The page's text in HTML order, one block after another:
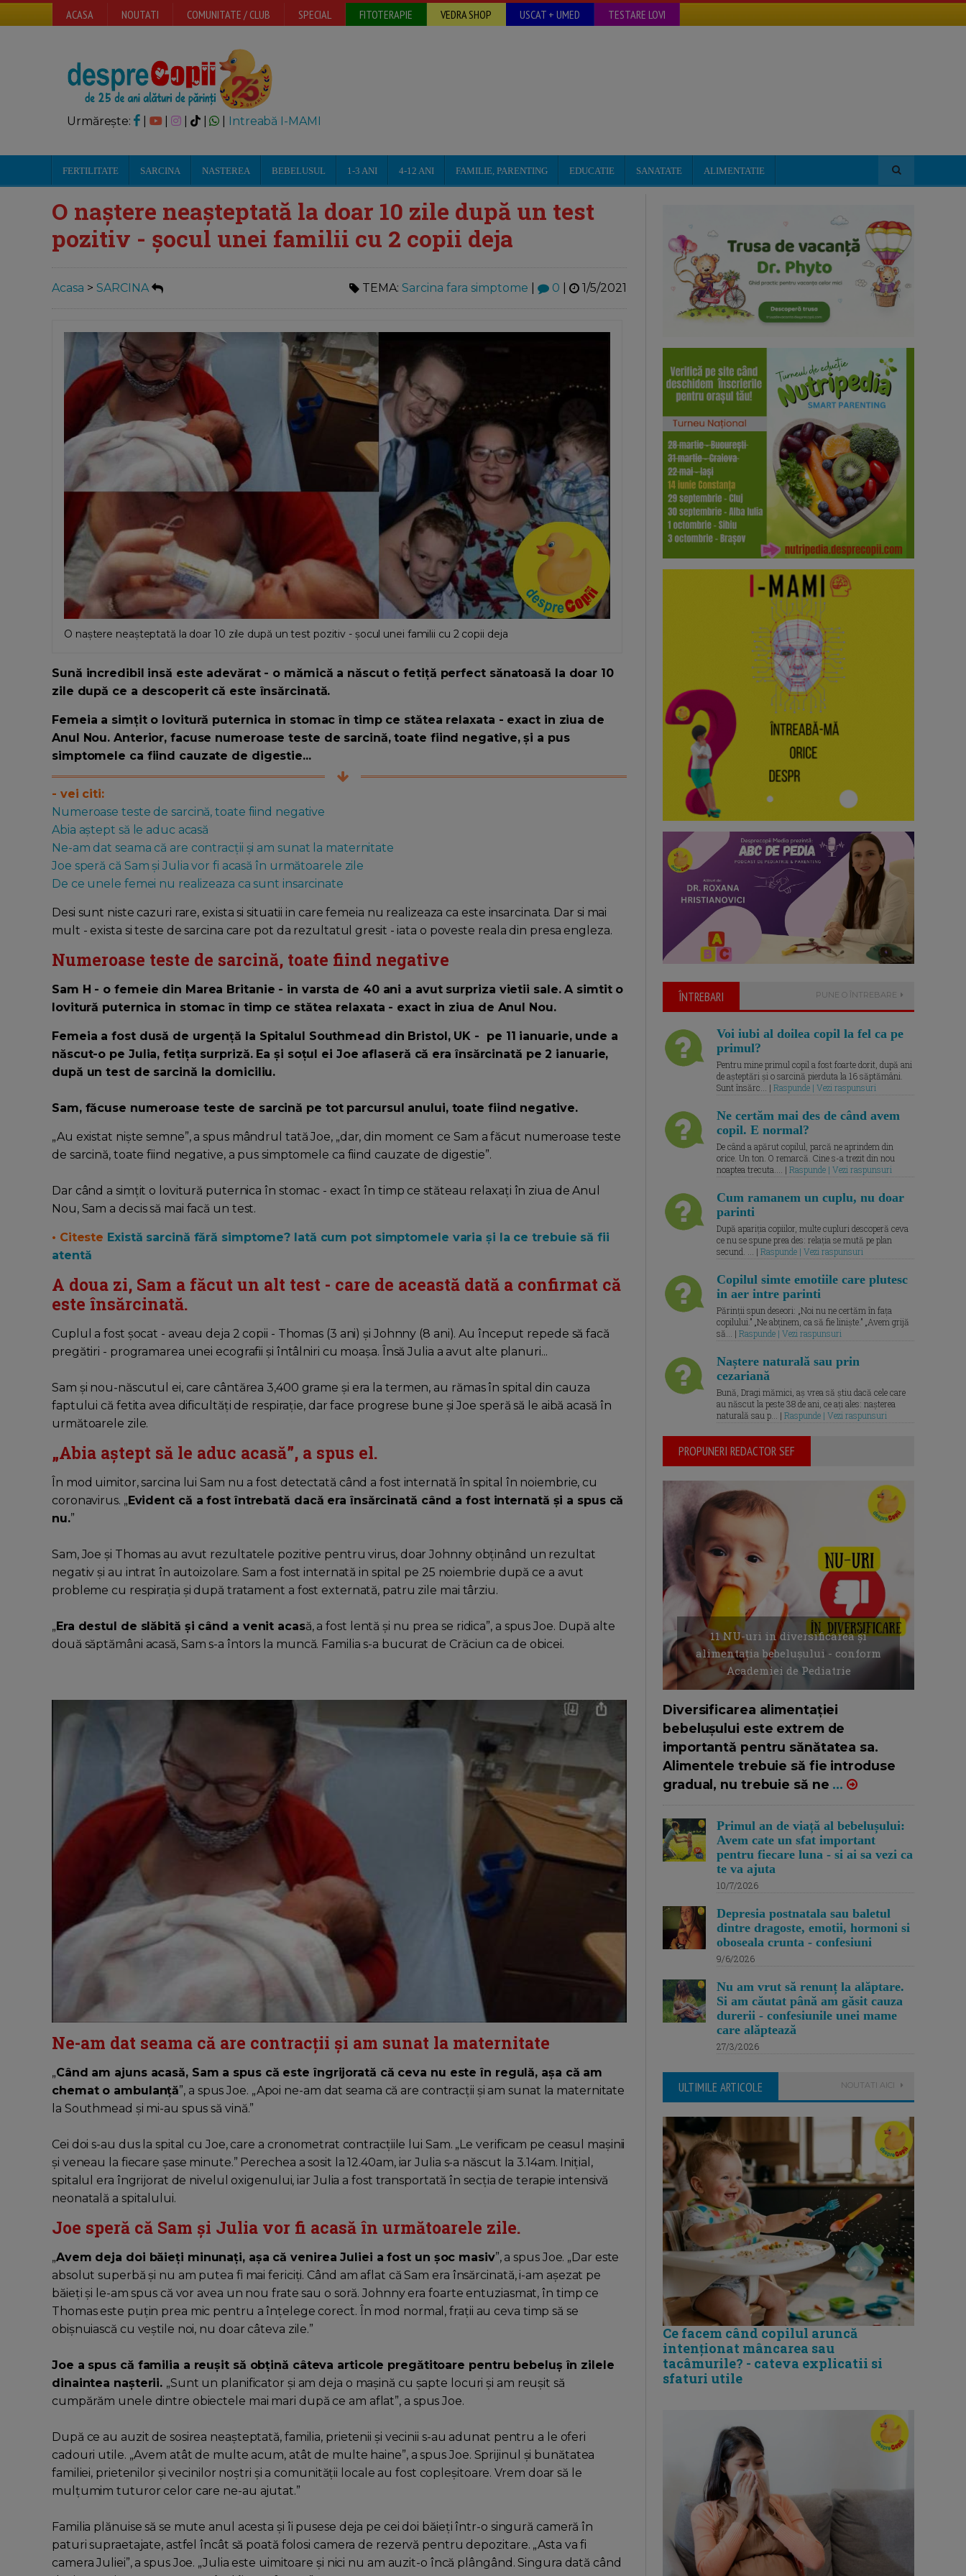
ACASA NOUTATI COMUNITATE / CLUB SPECIAL FITOTERAPIE VEDRA SHOP USCAT + UMED TESTARE LOVI
Urmărește: | | Intreabă I-MAMI
FERTILITATE SARCINA NASTEREA BEBELUSUL 1-3 ANI 4-12 ANI FAMILIE, PARENTING EDUCATIE SANATATE ALIMENTATIE
O naștere neașteptată la doar 10 zile după un test
pozitiv - șocul unei familii cu 2 copii deja
Acasa > SARCINA TEMA: Sarcina fara simptome 0 1/5/2021
O naștere neașteptată la doar 10 zile după un test pozitiv - șocul unei familii cu 2 copii deja
Sună incredibil insă este adevărat - o mămică a născut o fetiță perfect sănatoasă la doar 10
zile după ce a descoperit că este însărcinată.
Femeia a simțit o lovitură puternica in stomac în timp ce stătea relaxata - exact in ziua de
Anul Nou. Anterior, facuse numeroase teste de sarcină, toate fiind negative, și a pus
simptomele ca fiind cauzate de digestie...
- vei citi:
Numeroase teste de sarcină, toate fiind negative
Abia aștept să le aduc acasă
Ne-am dat seama că are contracții și am sunat la maternitate
Joe speră că Sam și Julia vor fi acasă în următoarele zile
De ce unele femei nu realizeaza ca sunt insarcinate
Desi sunt niste cazuri rare, exista si situatii in care femeia nu realizeaza ca este insarcinata. Dar si mai
mult - exista si teste de sarcina care pot da rezultatul gresit - iata o poveste reala din presa engleza.
Numeroase teste de sarcină, toate fiind negative
Sam H - o femeie din Marea Britanie - in varsta de 40 ani a avut surpriza vietii sale. A simtit o
lovitură puternica in stomac în timp ce stătea relaxata - exact in ziua de Anul Nou.
Femeia a fost dusă de urgență la Spitalul Southmead din Bristol, UK - pe 11 ianuarie, unde a
născut-o pe Julia, fetița surpriză. Ea și soțul ei Joe aflaseră că era însărcinată pe 2 ianuarie,
după un test de sarcină la domiciliu.
Sam, făcuse numeroase teste de sarcină pe tot parcursul anului, toate fiind negative.
„Au existat niște semne”, a spus mândrul tată Joe, „dar, din moment ce Sam a făcut numeroase teste
de sarcină, toate fiind negative, a pus simptomele ca fiind cauzate de digestie”.
Dar când a simțit o lovitură puternica în stomac - exact în timp ce stăteau relaxați în ziua de Anul
Nou, Sam a decis să mai facă un test.
• Citeste Există sarcină fără simptome? Iată cum pot simptomele varia și la ce trebuie să fii
atentă
A doua zi, Sam a făcut un alt test - care de această dată a confirmat că
este însărcinată.
Cuplul a fost șocat - aveau deja 2 copii - Thomas (3 ani) și Johnny (8 ani). Au început repede să facă
pregătiri - programarea unei ecografii și întâlniri cu moașa. Însă Julia a avut alte planuri...
Sam și nou-născutul ei, care cântărea 3,400 grame și era la termen, au rămas în spital din cauza
faptului că fetita avea dificultăți de respirație, dar face progrese bune și Joe speră să le aibă acasă în
următoarele zile.
„Abia aștept să le aduc acasă”, a spus el.
În mod uimitor, sarcina lui Sam nu a fost detectată când a fost internată în spital în noiembrie, cu
coronavirus. „ Evident că a fost întrebată dacă era însărcinată când a fost internată și a spus că
nu.”
Sam, Joe și Thomas au avut rezultatele pozitive pentru virus, doar Johnny obținând un rezultat
negativ și au intrat în autoizolare. Sam a fost internată in spital pe 25 noiembrie după ce a avut
probleme cu respirația și după tratament a fost externată, patru zile mai târziu.
„ Era destul de slăbită și când a venit acasă, a fost lentă și nu prea se ridica”, a spus Joe. După alte
două săptămâni acasă, Sam s-a întors la muncă. Familia s-a bucurat de Crăciun ca de obicei.
Ne-am dat seama că are contracții și am sunat la maternitate
„Când am ajuns acasă, Sam a spus că este îngrijorată că ceva nu este în regulă, așa că am
chemat o ambulanță”, a spus Joe. „Apoi ne-am dat seama că are contracții și am sunat la maternitate
la Southmead și mi-au spus să vină.”
Cei doi s-au dus la spital cu Joe, care a cronometrat contracțiile lui Sam. „Le verificam pe ceasul mașinii
și veneau la fiecare șase minute.” Perechea a sosit la 12.40am, iar Julia s-a născut la 3.14am. Inițial,
spitalul era îngrijorat de nivelul oxigenului, iar Julia a fost transportată în secția de terapie intensivă
neonatală a spitalului.
Joe speră că Sam și Julia vor fi acasă în următoarele zile.
„Avem deja doi băieți minunați, așa că venirea Juliei a fost un șoc masiv”, a spus Joe. „Dar este
absolut superbă și nu am putea fi mai fericiți. Când am aflat că Sam era însărcinată, i-am așezat pe
băieți și le-am spus că vor avea un nou frate sau o soră. Johnny era foarte entuziasmat, în timp ce
Thomas este puțin prea mic pentru a înțelege corect. În mod normal, frații au ceva timp să se
obișnuiască cu veștile noi, nu doar câteva zile.”
Joe a spus că familia a reușit să obțină câteva articole pregătitoare pentru bebeluș în zilele
dinaintea nașterii. „Sunt un planificator și am deja o mașină cu șapte locuri și am reușit să
cumpărăm unele dintre obiectele mai mari după ce am aflat”, a spus Joe.
După ce au auzit de sosirea neașteptată, familia, prietenii și vecinii s-au adunat pentru a le oferi
cadouri utile. „Avem atât de multe acum, atât de multe haine”, a spus Joe. Sprijinul și bunătatea
familiei, prietenilor și vecinilor noștri și a comunității locale au fost copleșitoare. Vrem doar să le
mulțumim tuturor celor care ne-au ajutat.”
Familia plănuise să se mute anul acesta și îi pusese deja pe cei doi băieți într-o singură cameră în
paturi supraetajate, astfel încât să poată folosi camera de rezervă pentru depozitare. „Asta va fi
camera Juliei”, a spus Joe. „Julia este uimitoare și nici nu am auzit-o încă plângând. Singura dată când
ÎNTREBARI PUNE O ÎNTREBARE
Voi iubi al doilea copil la fel ca pe
primul?
Pentru mine primul copil a fost foarte dorit, după ani
de așteptări și o sarcină pierduta la 16 săptămâni.
Sunt însărc... | Raspunde | Vezi raspunsuri
Ne certăm mai des de când avem
copil. E normal?
De când a apărut copilul, parcă ne aprindem din
orice. Un ton. O remarcă. Cine s-a trezit din nou
noaptea trecuta.... | Raspunde | Vezi raspunsuri
Cum ramanem un cuplu, nu doar
parinti
După apariția copiilor, multe cupluri descoperă ceva
ce nu se spune prea des: relația se mută pe plan
secund. ... | Raspunde | Vezi raspunsuri
Copilul simte emotiile care plutesc
in aer intre parinti
Părinții spun deseori: „Noi nu ne certăm în fața
copilului.” „Ne abținem, ca să fie liniște.” „Avem grijă
să... | Raspunde | Vezi raspunsuri
Naștere naturală sau prin
cezariană
Bună, Dragi mămici, aș vrea să știu dacă cele care
au născut la peste 38 de ani, ce ați ales: nașterea
naturală sau p... | Raspunde | Vezi raspunsuri
PROPUNERI REDACTOR SEF
11 NU-uri in diversificarea și
alimentația bebelușului - conform
Academiei de Pediatrie
Diversificarea alimentației
bebelușului este extrem de
importantă pentru sănătatea sa.
Alimentele trebuie să fie introduse
gradual, nu trebuie să ne ...
Primul an de viață al bebelușului:
Avem cate un sfat important
pentru fiecare luna - si ai sa vezi ca
te va ajuta
10/7/2026
Depresia postnatala sau baletul
dintre dragoste, emotii, hormoni si
oboseala crunta - confesiuni
9/6/2026
Nu am vrut să renunț la alăptare.
Si am căutat până am găsit cauza
durerii - confesiunile unei mame
care alăptează
27/3/2026
ULTIMILE ARTICOLE NOUTATI AICI
Ce facem când copilul aruncă
intenționat mâncarea sau
tacâmurile? - cateva explicatii si
sfaturi utile